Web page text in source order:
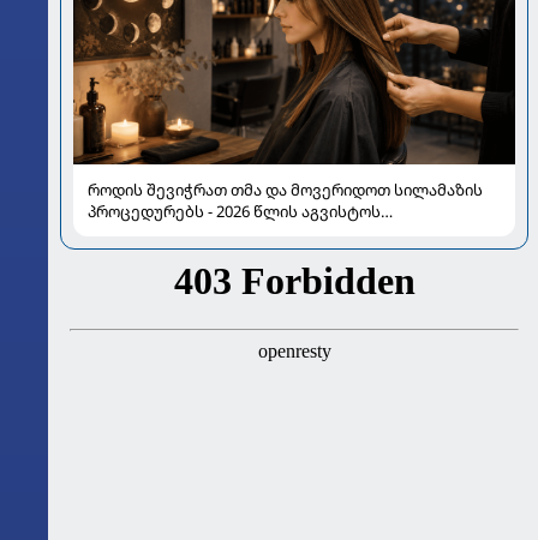
როდის შევიჭრათ თმა და მოვერიდოთ სილამაზის
პროცედურებს - 2026 წლის აგვისტოს